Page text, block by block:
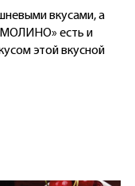
вкусами, а
есть и
этой вкусной